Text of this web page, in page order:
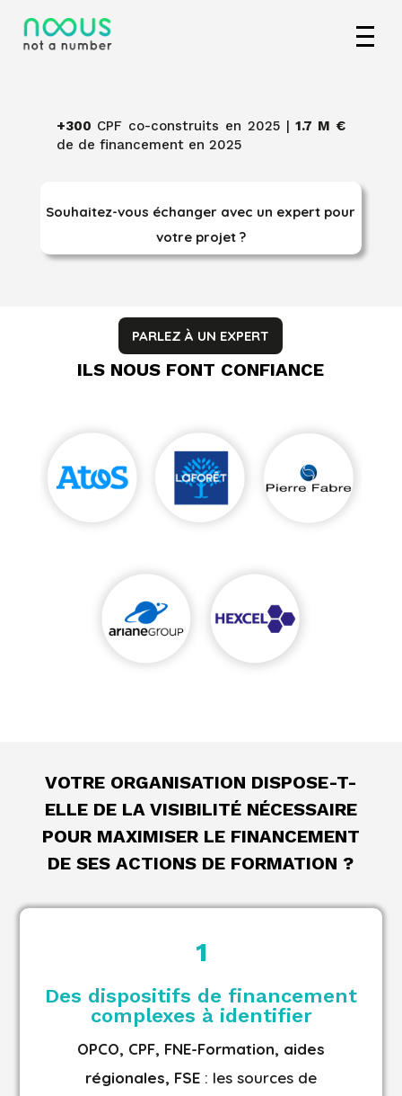
+300 CPF co-construits en 2025 | 1.7 M €
de de financement en 2025
Souhaitez-vous échanger avec un expert pour
votre projet ?
PARLEZ À UN EXPERT
ILS NOUS FONT CONFIANCE
VOTRE ORGANISATION DISPOSE-T-
ELLE DE LA VISIBILITÉ NÉCESSAIRE
POUR MAXIMISER LE FINANCEMENT
DE SES ACTIONS DE FORMATION ?
1
Des dispositifs de financement
complexes à identifier
OPCO, CPF, FNE-Formation, aides
régionales, FSE : les sources de